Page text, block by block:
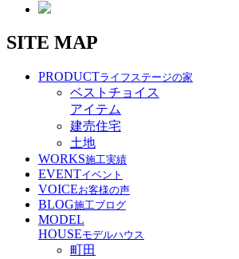
SITE MAP
PRODUCTライフステージの家
ベストチョイス
アイテム
建売住宅
土地
WORKS施工実績
EVENTイベント
VOICEお客様の声
BLOG施工ブログ
MODEL
HOUSEモデルハウス
町田